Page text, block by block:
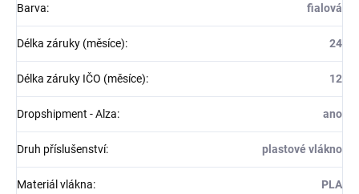
Barva: fialová
Délka záruky (měsíce): 24
Délka záruky IČO (měsíce): 12
Dropshipment - Alza: ano
Druh příslušenství: plastové vlákno
Materiál vlákna: PLA